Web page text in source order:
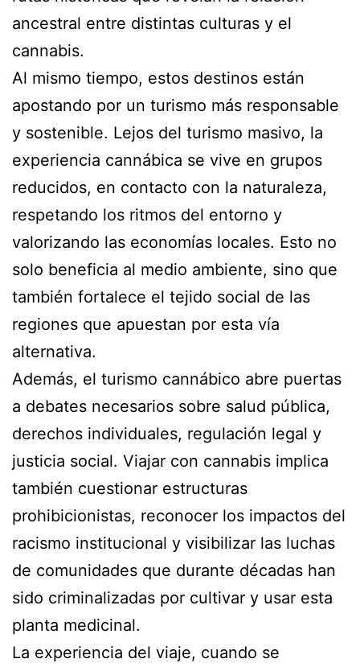
ancestral entre distintas culturas y el
cannabis.
Al mismo tiempo, estos destinos están
apostando por un turismo más responsable
y sostenible. Lejos del turismo masivo, la
experiencia cannábica se vive en grupos
reducidos, en contacto con la naturaleza,
respetando los ritmos del entorno y
valorizando las economías locales. Esto no
solo beneficia al medio ambiente, sino que
también fortalece el tejido social de las
regiones que apuestan por esta vía
alternativa.
Además, el turismo cannábico abre puertas
a debates necesarios sobre salud pública,
derechos individuales, regulación legal y
justicia social. Viajar con cannabis implica
también cuestionar estructuras
prohibicionistas, reconocer los impactos del
racismo institucional y visibilizar las luchas
de comunidades que durante décadas han
sido criminalizadas por cultivar y usar esta
planta medicinal.
La experiencia del viaje, cuando se